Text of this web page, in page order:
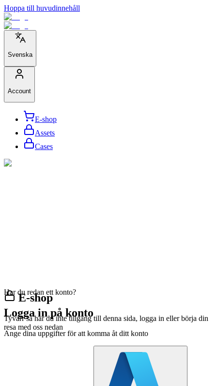
Hoppa till huvudinnehåll
Svenska
Account
E-shop
Assets
Cases
E-shop
Tyvärr så har du inte tillgång till denna sida, logga in eller börja din
resa med oss nedan
Har du redan ett konto?
Logga in på konto
Ange dina uppgifter för att komma åt ditt konto